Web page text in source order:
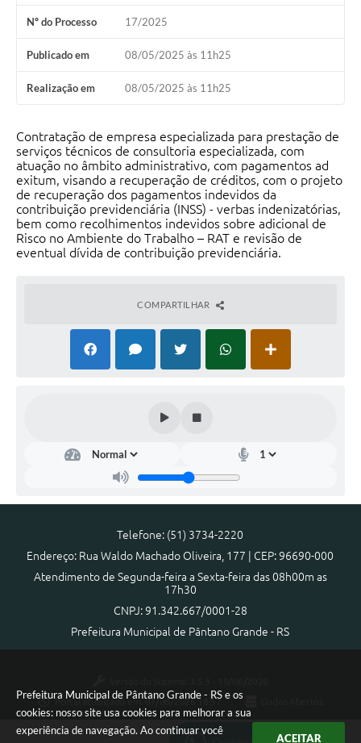
Prefeitura Municipal de Pântano Grande - RS e os
cookies: nosso site usa cookies para melhorar a sua
experiência de navegação. Ao continuar você
ACEITAR
Audiências Públicas
Arquivos para Download
Notícias
Contas Públicas
Legislação
Editais
Links
Telefones Úteis
Nº do Processo 17/2025
Publicado em 08/05/2025 às 11h25
Realização em 08/05/2025 às 11h25
Contratação de empresa especializada para prestação de
serviços técnicos de consultoria especializada, com
atuação no âmbito administrativo, com pagamentos ad
exitum, visando a recuperação de créditos, com o projeto
de recuperação dos pagamentos indevidos da
contribuição previdenciária (INSS) - verbas indenizatórias,
bem como recolhimentos indevidos sobre adicional de
Risco no Ambiente do Trabalho – RAT e revisão de
eventual dívida de contribuição previdenciária.
COMPARTILHAR
Telefone: (51) 3734-2220
Endereço: Rua Waldo Machado Oliveira, 177 | CEP: 96690-000
Atendimento de Segunda-feira a Sexta-feira das 08h00m as
17h30
CNPJ: 91.342.667/0001-28
Prefeitura Municipal de Pântano Grande - RS
Portal atualizado em:07/08/2026 18:57